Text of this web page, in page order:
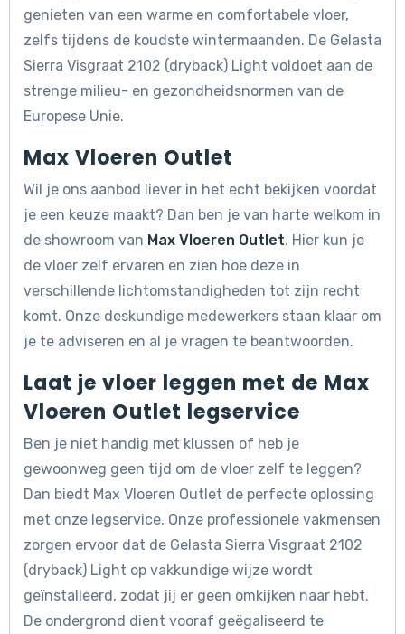
genieten van een warme en comfortabele vloer,
zelfs tijdens de koudste wintermaanden. De Gelasta
Sierra Visgraat 2102 (dryback) Light voldoet aan de
strenge milieu- en gezondheidsnormen van de
Europese Unie.
Max Vloeren Outlet
Wil je ons aanbod liever in het echt bekijken voordat
je een keuze maakt? Dan ben je van harte welkom in
de showroom van Max Vloeren Outlet. Hier kun je
de vloer zelf ervaren en zien hoe deze in
verschillende lichtomstandigheden tot zijn recht
komt. Onze deskundige medewerkers staan klaar om
je te adviseren en al je vragen te beantwoorden.
Laat je vloer leggen met de Max
Vloeren Outlet legservice
Ben je niet handig met klussen of heb je
gewoonweg geen tijd om de vloer zelf te leggen?
Dan biedt Max Vloeren Outlet de perfecte oplossing
met onze legservice. Onze professionele vakmensen
zorgen ervoor dat de Gelasta Sierra Visgraat 2102
(dryback) Light op vakkundige wijze wordt
geïnstalleerd, zodat jij er geen omkijken naar hebt.
De ondergrond dient vooraf geëgaliseerd te